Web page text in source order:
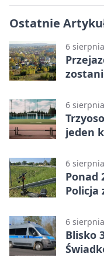
Ostatnie
6
6
jeden
6
Ponad
Policja
6
Blisko